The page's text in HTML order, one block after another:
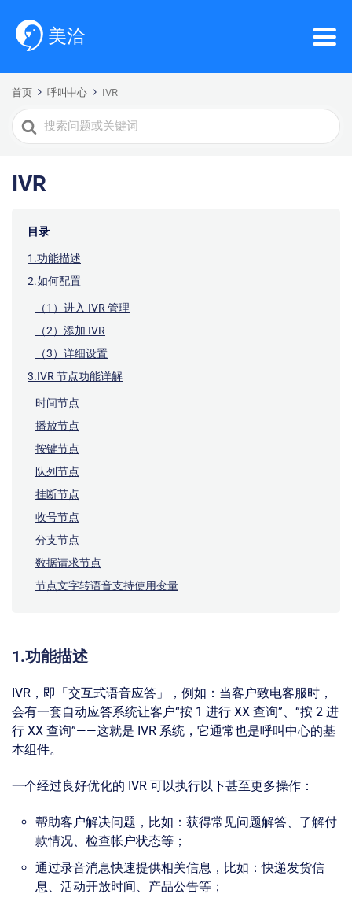
首页 呼叫中心 IVR
Search
For
IVR
目录
1.功能描述
2.如何配置
（1）进入 IVR 管理
（2）添加 IVR
（3）详细设置
3.IVR 节点功能详解
时间节点
播放节点
按键节点
队列节点
挂断节点
收号节点
分支节点
数据请求节点
节点文字转语音支持使用变量
1.功能描述
IVR，即「交互式语音应答」，例如：当客户致电客服时，
会有一套自动应答系统让客户“按 1 进行 XX 查询”、“按 2 进
行 XX 查询”——这就是 IVR 系统，它通常也是呼叫中心的基
本组件。
一个经过良好优化的 IVR 可以执行以下甚至更多操作：
帮助客户解决问题，比如：获得常见问题解答、了解付
款情况、检查帐户状态等；
通过录音消息快速提供相关信息，比如：快递发货信
息、活动开放时间、产品公告等；